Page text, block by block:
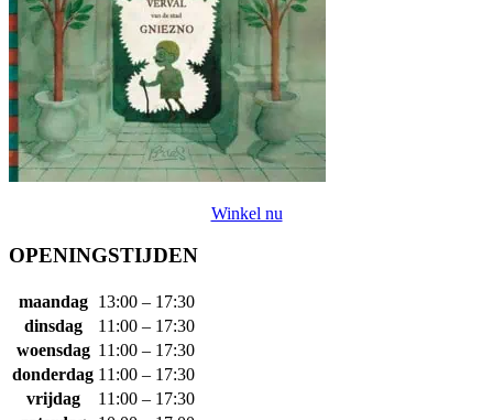
Winkel nu
OPENINGSTIJDEN
maandag
13:00 – 17:30
dinsdag
11:00 – 17:30
woensdag 11:00 – 17:30
donderdag 11:00 – 17:30
vrijdag
11:00 – 17:30